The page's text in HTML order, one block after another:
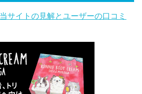
サイトの見解とユーザーの口コミ